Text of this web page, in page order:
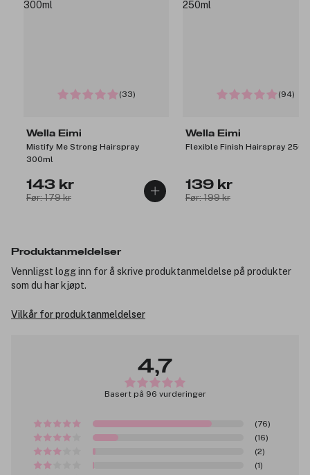
(33)
Wella Eimi
Mistify Me Strong Hairspray
300ml
143 kr
Før: 179 kr
(94)
Wella Eimi
Flexible Finish Hairspray
139 kr
Før: 199 kr
Produktanmeldelser
Vennligst logg inn for å skrive produktanmeldelse på produkter
som du har kjøpt.
Vilkår for produktanmeldelser
4,7
Basert på 96 vurderinger
(76)
(16)
(2)
(1)